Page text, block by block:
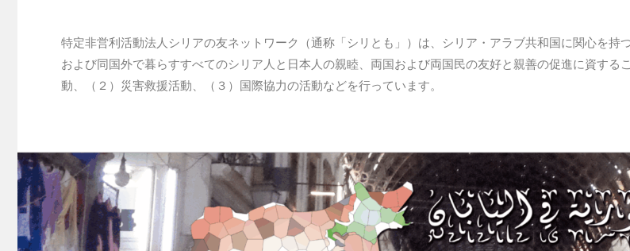
特定非営利活動法人シリアの友ネットワーク（通称「シリとも」）は、シリア・アラブ共和国に関心を
および同国外で暮らすすべてのシリア人と日本人の親睦、両国および両国民の友好と親善の促進に資す
動、（２）災害救援活動、（３）国際協力の活動などを行っています。